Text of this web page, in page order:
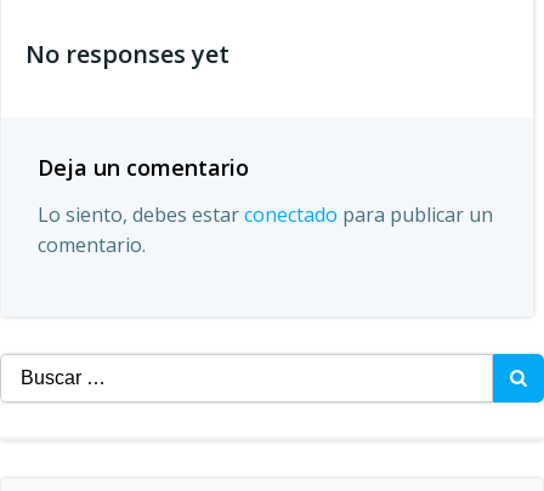
las
No responses yet
Deja un comentario
Lo siento, debes estarconectado para publicar un
comentario.
Buscar: